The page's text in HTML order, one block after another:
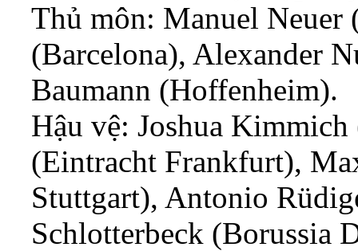
Thủ môn: Manuel Neuer
(Barcelona), Alexander
Baumann (Hoffenheim).
Hậu vệ: Joshua
(Eintracht Frankfurt),
Stuttgart), Antonio
Schlotterbeck (Borussia